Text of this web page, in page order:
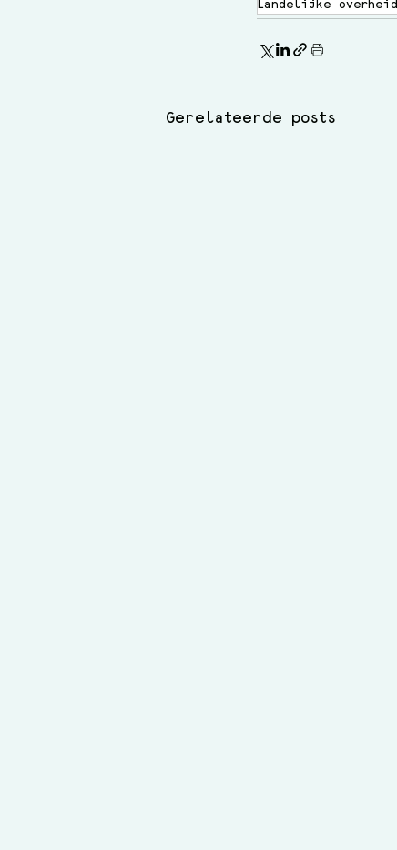
Landelijke overheid
Gerelateerde posts